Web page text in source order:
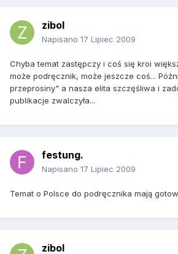
zibol
Napisano 17 Lipiec 2009
Chyba temat zastępczy i coś się kroi
może podręcznik, może jeszcze coś...
przeprosiny" a nasza elita szczęśliwa i
publikacje zwalczyła...
festung.
Napisano 17 Lipiec 2009
Temat o Polsce do podręcznika mają
zibol